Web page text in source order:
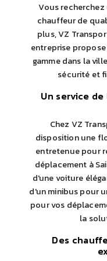
Vous
chauffeur de
plus, VZ
entreprise
gamme dans la
sécurité et
Un service
Chez VZ
disposition une
entretenue pour
déplacement à
d'une voiture
d'un minibus pour
pour vos
la
Des